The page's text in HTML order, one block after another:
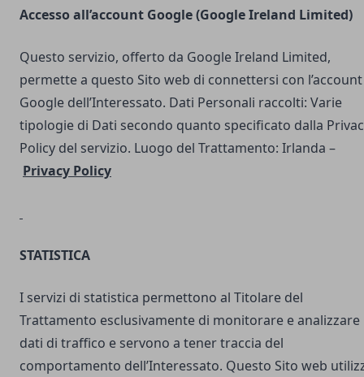
Accesso all’account Google (Google Ireland Limited)
Questo servizio, offerto da Google Ireland Limited,
permette a questo Sito web di connettersi con l’account
Google dell’Interessato. Dati Personali raccolti: Varie
tipologie di Dati secondo quanto specificato dalla
Policy del servizio. Luogo del Trattamento: Irlanda –
Privacy Policy
STATISTICA
I servizi di statistica permettono al Titolare del
Trattamento esclusivamente di monitorare e analizzare
dati di traffico e servono a tener traccia del
comportamento dell’Interessato. Questo Sito web